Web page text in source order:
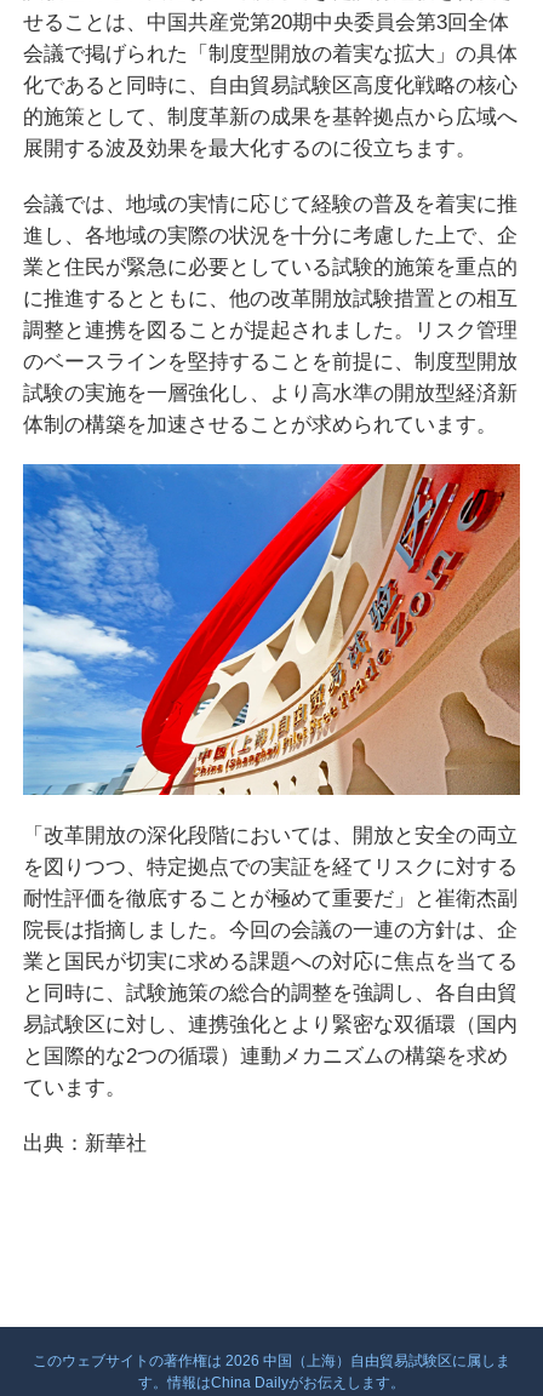
せることは、中国共産党第20期中央委員会第3回全体
会議で掲げられた「制度型開放の着実な拡大」の具体
化であると同時に、自由貿易試験区高度化戦略の核心
的施策として、制度革新の成果を基幹拠点から広域へ
展開する波及効果を最大化するのに役立ちます。
会議では、地域の実情に応じて経験の普及を着実に推
進し、各地域の実際の状況を十分に考慮した上で、企
業と住民が緊急に必要としている試験的施策を重点的
に推進するとともに、他の改革開放試験措置との相互
調整と連携を図ることが提起されました。リスク管理
のベースラインを堅持することを前提に、制度型開放
試験の実施を一層強化し、より高水準の開放型経済新
体制の構築を加速させることが求められています。
「改革開放の深化段階においては、開放と安全の両立
を図りつつ、特定拠点での実証を経てリスクに対する
耐性評価を徹底することが極めて重要だ」と崔衛杰副
院長は指摘しました。今回の会議の一連の方針は、企
業と国民が切実に求める課題への対応に焦点を当てる
と同時に、試験施策の総合的調整を強調し、各自由貿
易試験区に対し、連携強化とより緊密な双循環（国内
と国際的な2つの循環）連動メカニズムの構築を求め
ています。
出典：新華社
このウェブサイトの著作権は 2026 中国（上海）自由貿易試験区に属しま
す。情報はChina Dailyがお伝えします。